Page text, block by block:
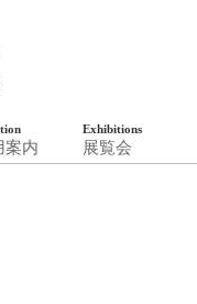
Exhibitions
展覧会
案内